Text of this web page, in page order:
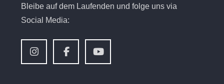
Bleibe auf dem Laufenden und folge uns via
Social Media: